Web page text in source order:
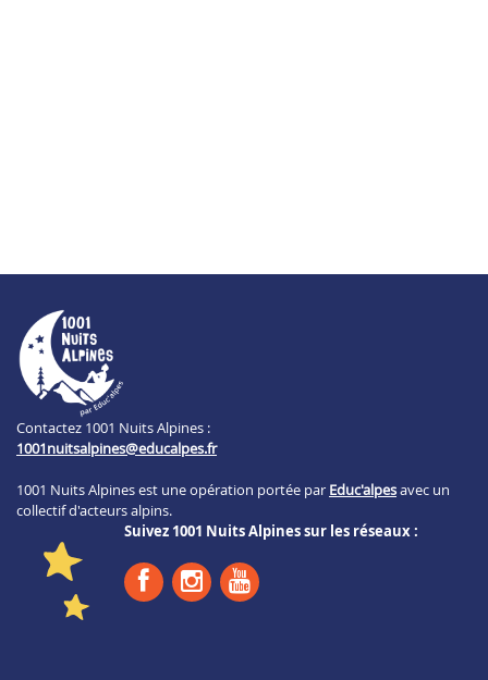
Contactez 1001 Nuits Alpines :
1001nuitsalpines@educalpes.fr
1001 Nuits Alpines est une opération portée par Educ'alpesavec un
collectif d'acteurs alpins.
Suivez 1001 Nuits Alpines sur les réseaux :